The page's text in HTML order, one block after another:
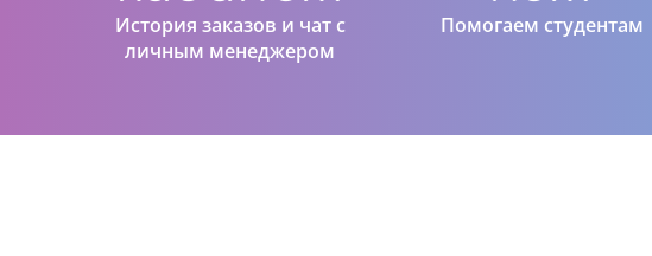
История заказов и чат с
личным менеджером
Помогаем студентам